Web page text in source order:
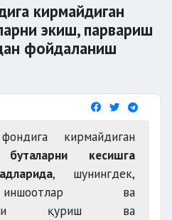
кирмайдиган
экиш, парвариш
фойдаланиш
кирмайдиган
кесишга
, шунингдек,
ва
қуриш ва